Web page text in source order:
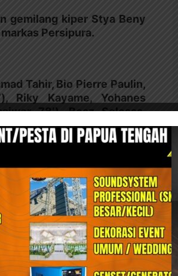
gemilang kiper Stya Beny
Persipura.
Tahir, Bio Pierre Paulin,
Riky Kayame, Yohanes
78′), Boaz Solossa,
Fengky Turnando
Iqbal Samad, Antonio
Ries 50′), Kurniawan
Bagikan